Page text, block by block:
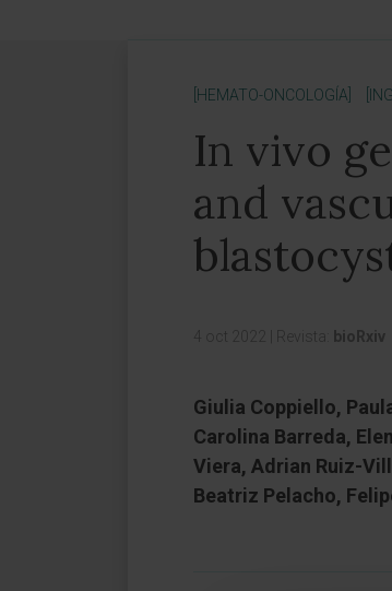
[HEMATO-ONCOLOGÍA]
In vivo
and
4 oct 2022 Revista: bioRxiv
Giulia Coppiello,
Carolina Barreda,
Viera, Adrian Ruiz-
Beatriz Pelacho,